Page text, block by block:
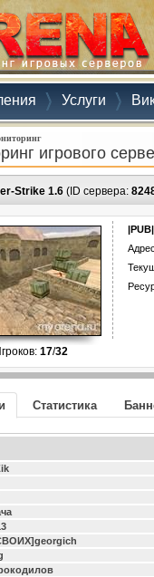
Услуги
игрового
Strike 1.6 (ID сервера:
17/32
Статистика